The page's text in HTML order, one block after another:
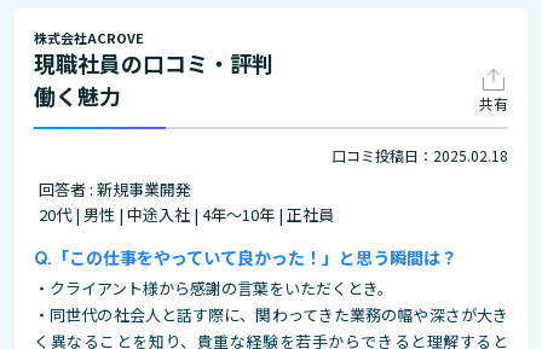
株式会社ACROVE
現職社員の口コミ・評判
働く魅力
共有
口コミ投稿日：2025.02.18
回答者 : 新規事業開発
20代 | 男性 | 中途入社 | 4年～10年 | 正社員
「この仕事をやっていて良かった！」と思う瞬間は？
・クライアント様から感謝の言葉をいただくとき。
・同世代の社会人と話す際に、関わってきた業務の幅や深さが大き
く異なることを知り、貴重な経験を若手からできると理解すると